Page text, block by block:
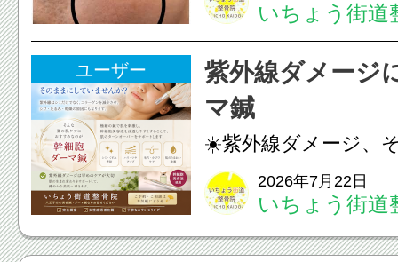
月皮膚(真皮層)への
への電気美容鍼のダ
を7ヶ月継続して頂...
いちょう街道
ユーザー
紫外線ダメージ
マ鍼
☀️紫外線ダメージ、
いませんか？紫外線
く、コラーゲンを減
たるみ・乾燥の原因
2026年7月22日
いちょう街道